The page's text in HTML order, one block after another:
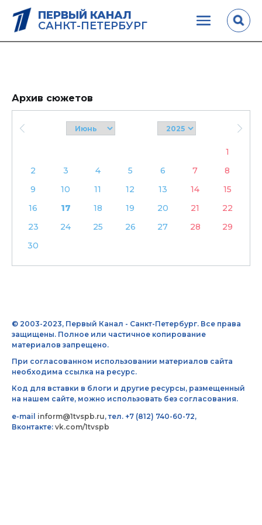
ПЕРВЫЙ КАНАЛ
САНКТ-ПЕТЕРБУРГ
Архив сюжетов
1
2
3 4 5 6 7
8
9
10 11 12 13 14
15
16
17 18 19 20 21
22
23
24 25 26 27 28
29
30
© 2003-2023, Первый Канал - Санкт-Петербург. Все права
защищены. Полное или частичное копирование
материалов запрещено.
При согласованном использовании материалов сайта
необходима ссылка на ресурс.
Код для вставки в блоги и другие ресурсы, размещенный
на нашем сайте, можно использовать без согласования.
e-mail inform@1tvspb.ru, тел. +7 (812) 740-60-72,
Вконтакте: vk.com/1tvspb